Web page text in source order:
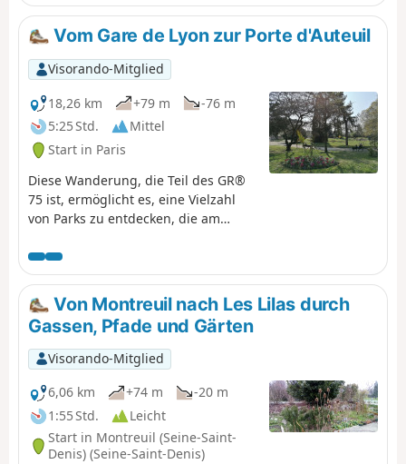
Geschichten vorstellen.
Vom Gare de Lyon zur Porte d'Auteuil
Visorando-Mitglied
18,26 km
+79 m
-76 m
5:25 Std.
Mittel
Start in Paris
Diese Wanderung, die Teil des GR®
75 ist, ermöglicht es, eine Vielzahl
von Parks zu entdecken, die am
von Paris liegen. Sie dient als
Zwischenetappe und ermöglicht es,
den südlichsten Teil desGR® zu
erkunden. Es gibt zahlreiche
sehenswerte Orte entlang desGR®,
aber auch in der Umgebung, wie die
Butte aux Cailles, den Parc
Montsouris oder den Jardin des
Serres d'Auteuil. Beim Durchqueren
der vielen Parks hat man das Gefühl,
weit weg von der Stadt zu sein.
Von Montreuil nach Les Lilas durch
Gassen, Pfade und Gärten
Visorando-Mitglied
6,06 km
+74 m
-20 m
1:55 Std.
Leicht
Start in Montreuil (Seine-Saint-
Denis) (Seine-Saint-Denis)